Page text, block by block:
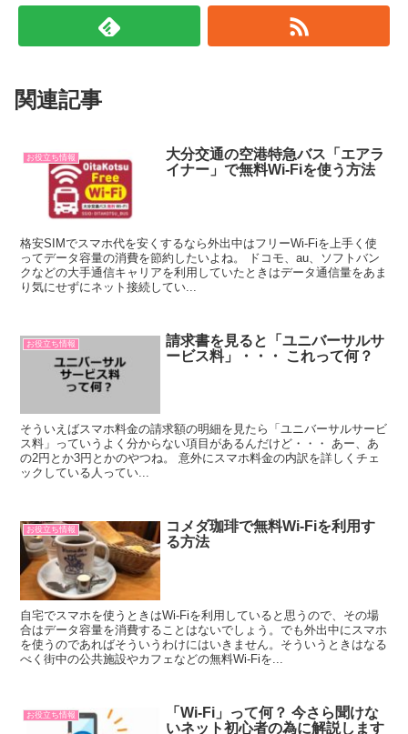
関連記事
お役立ち情報
大分交通の空港特急バス「エアラ
イナー」で無料Wi-Fiを使う方法
格安SIMでスマホ代を安くするなら外出中はフリーWi-Fiを上手く使
ってデータ容量の消費を節約したいよね。 ドコモ、au、ソフトバン
クなどの大手通信キャリアを利用していたときはデータ通信量をあま
り気にせずにネット接続してい...
お役立ち情報
請求書を見ると「ユニバーサルサ
ービス料」・・・ これって何？
そういえばスマホ料金の請求額の明細を見たら「ユニバーサルサービ
ス料」っていうよく分からない項目があるんだけど・・・ あー、あ
の2円とか3円とかのやつね。 意外にスマホ料金の内訳を詳しくチェ
ックしている人ってい...
お役立ち情報
コメダ珈琲で無料Wi-Fiを利用す
る方法
自宅でスマホを使うときはWi-Fiを利用していると思うので、その場
合はデータ容量を消費することはないでしょう。でも外出中にスマホ
を使うのであればそういうわけにはいきません。そういうときはなる
べく街中の公共施設やカフェなどの無料Wi-Fiを...
お役立ち情報
「Wi-Fi」って何？ 今さら聞けな
いネット初心者の為に解説します